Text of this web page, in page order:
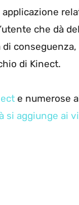
che dà
di Kinect.
e numerose
si aggiunge ai